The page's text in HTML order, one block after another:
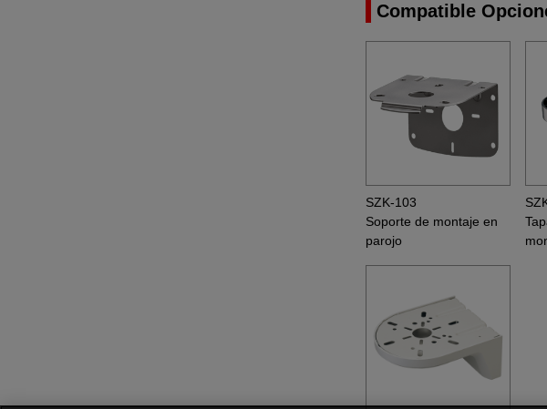
Compatible
SZK-103
Soporte de montaje en
parojo